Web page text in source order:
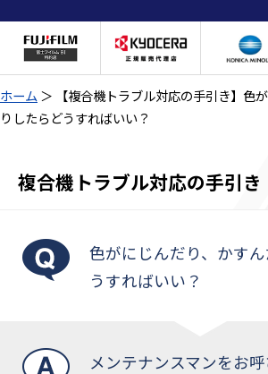
ホーム ＞
【複合機トラブル対応の手引き】色
りしたらどうすればいい？
複合機トラブル対応の手引き
色がにじんだり、かす
うすればいい？
メンテナンスマンをお呼